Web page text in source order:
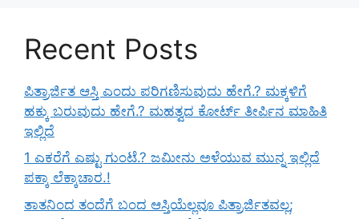
Recent Posts
ಪಿತ್ರಾರ್ಜಿತ ಆಸ್ತಿ ಎಂದು ಪರಿಗಣಿಸುವುದು ಹೇಗೆ.? ಮಕ್ಕಳಿಗೆ
ಹಕ್ಕು ಬರುವುದು ಹೇಗೆ.? ಮಹತ್ವದ ಕೋರ್ಟ್ ತೀರ್ಪಿನ ಮಾಹಿತಿ
ಇಲ್ಲಿದೆ
1 ಎಕರೆಗೆ ಎಷ್ಟು ಗುಂಟೆ.? ಜಮೀನು ಅಳೆಯುವ ಮುನ್ನ ಇಲ್ಲಿದೆ
ಪಕ್ಕಾ ಲೆಕ್ಕಾಚಾರ.!
ತಾತನಿಂದ ತಂದೆಗೆ ಬಂದ ಆಸ್ತಿಯೆಲ್ಲವೂ ಪಿತ್ರಾರ್ಜಿತವಲ್ಲ;